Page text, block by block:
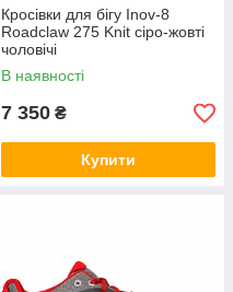
Кросівки для бігу Inov-8
Roadclaw 275 Knit сіро-жовті
чоловічі
В наявності
7 350 ₴
Купити